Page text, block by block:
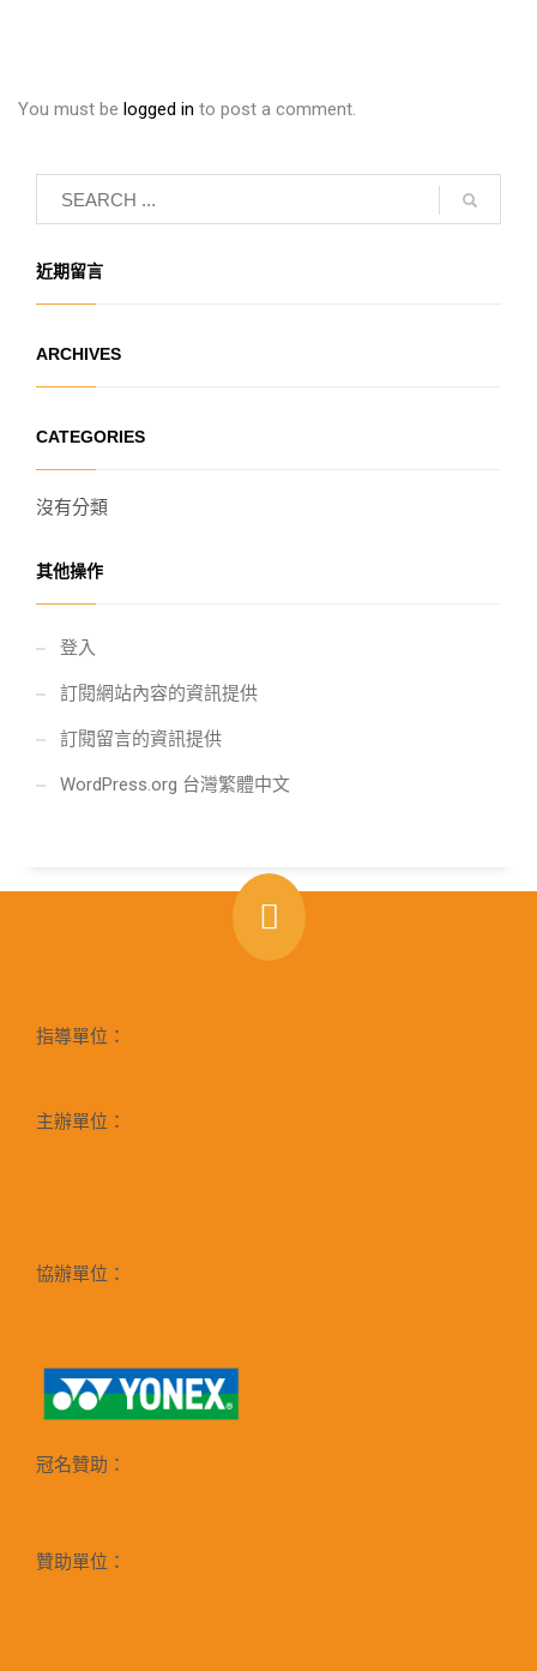
You must be logged in to post a comment.
近期留言
ARCHIVES
CATEGORIES
沒有分類
其他操作
登入
訂閱網站內容的資訊提供
訂閱留言的資訊提供
WordPress.org 台灣繁體中文
指導單位：
主辦單位：
協辦單位：
冠名贊助：
贊助單位：